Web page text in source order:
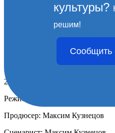
культуры?
решим!
Сообщить
"Авдеев.
Авдеев. Открытый космос
2023, 52 мин., 12+
Режиссер: Максим Кузнецов
Продюсер: Максим Кузнецов